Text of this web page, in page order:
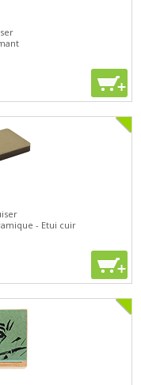
+
- Etui cuir
+